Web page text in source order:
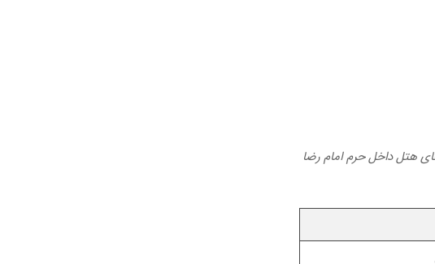
هتل داخل حرم امام رضا